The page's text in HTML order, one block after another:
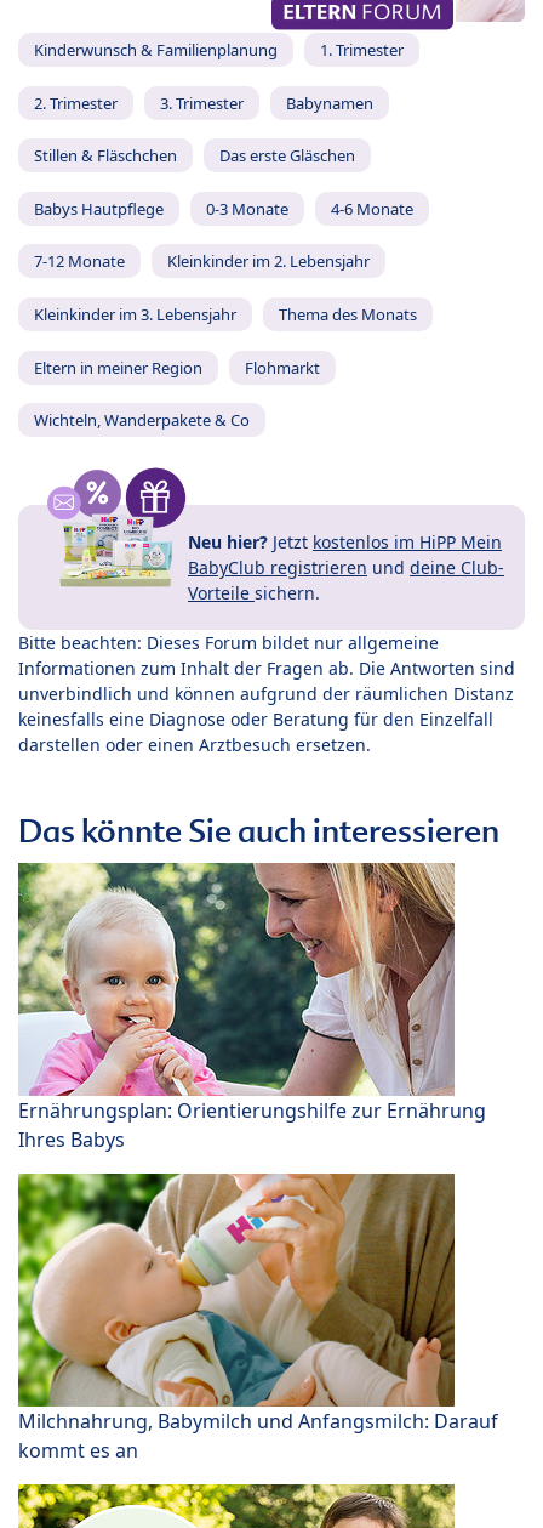
Kinderwunsch & Familienplanung 1. Trimester
2. Trimester 3. Trimester Babynamen
Stillen & Fläschchen Das erste Gläschen
Babys Hautpflege 0-3 Monate 4-6 Monate
7-12 Monate Kleinkinder im 2. Lebensjahr
Kleinkinder im 3. Lebensjahr Thema des Monats
Eltern in meiner Region Flohmarkt
Wichteln, Wanderpakete & Co
Neu hier? Jetzt kostenlos im HiPP Mein
BabyClub registrieren und deine Club-
Vorteile sichern.
Bitte beachten: Dieses Forum bildet nur allgemeine
Informationen zum Inhalt der Fragen ab. Die Antworten sind
unverbindlich und können aufgrund der räumlichen Distanz
keinesfalls eine Diagnose oder Beratung für den Einzelfall
darstellen oder einen Arztbesuch ersetzen.
Das könnte Sie auch interessieren
Ernährungsplan: Orientierungshilfe zur Ernährung
Ihres Babys
Milchnahrung, Babymilch und Anfangsmilch: Darauf
kommt es an